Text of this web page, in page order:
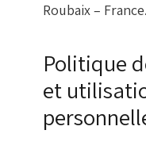
Roubaix – France.
Politique
et